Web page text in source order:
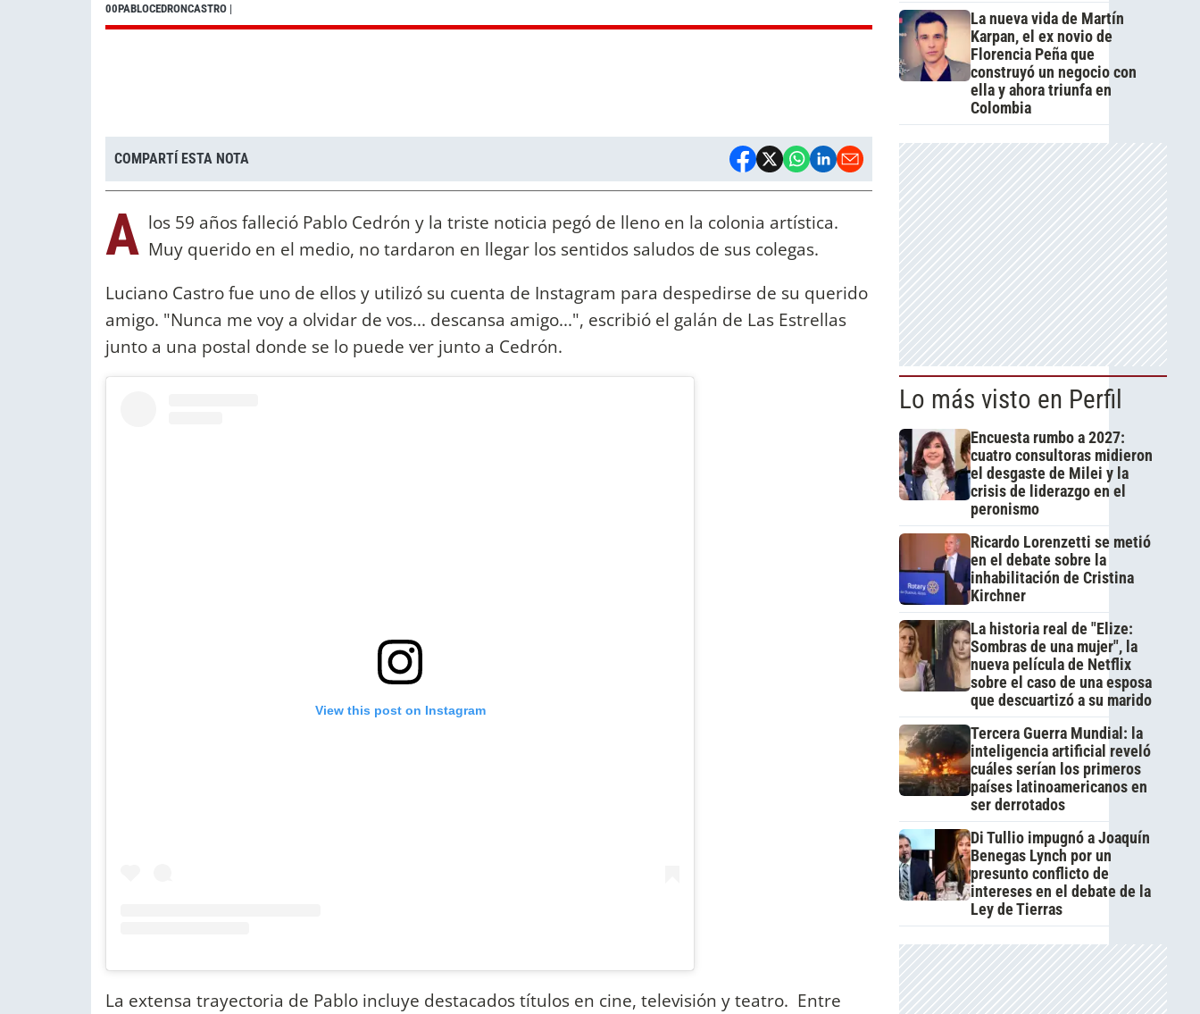
00PABLOCEDRONCASTRO |
COMPARTÍ ESTA NOTA
A los 59 años falleció Pablo Cedrón y la triste noticia pegó de lleno en la colonia artística.
Muy querido en el medio, no tardaron en llegar los sentidos saludos de sus colegas.
Luciano Castro fue uno de ellos y utilizó su cuenta de Instagram para despedirse de su querido
amigo. "Nunca me voy a olvidar de vos... descansa amigo...", escribió el galán de Las Estrellas
junto a una postal donde se lo puede ver junto a Cedrón.
View this post on Instagram
La extensa trayectoria de Pablo incluye destacados títulos en cine, televisión y teatro. Entre
La nueva vida de Martín
Karpan, el ex novio de
Florencia Peña que
construyó un negocio con
ella y ahora triunfa en
Colombia
Lo más visto en Perfil
Encuesta rumbo a 2027:
cuatro consultoras midieron
el desgaste de Milei y la
crisis de liderazgo en el
peronismo
Ricardo Lorenzetti se metió
en el debate sobre la
inhabilitación de Cristina
Kirchner
La historia real de "Elize:
Sombras de una mujer", la
nueva película de Netflix
sobre el caso de una esposa
que descuartizó a su marido
Tercera Guerra Mundial: la
inteligencia artificial reveló
cuáles serían los primeros
países latinoamericanos en
ser derrotados
Di Tullio impugnó a Joaquín
Benegas Lynch por un
presunto conflicto de
intereses en el debate de la
Ley de Tierras